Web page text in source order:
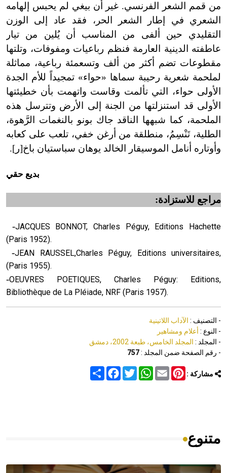
من قمم الشعر الفرنسي. غير أن بيغي لم يحبس إلهامه
الشعري في إطار الشعر الحر، فقد عاد إلى الوزن
التقليدي حين ألفى من المناسب أن يُلين من تيار
عاطفته الدينية العارمة فنظم رباعيات ومفوفات، وتلتها
مقطوعات تضم أكثر من ألف وتسعمئة رباعية، مماثلة
لملحمة شعرية رحيبة سماها «حواء» تمجيداً للأم الجدة
الأولى حواء، التي تألمت وقاست واتهمت بأن خطيئتها
الأولى قد استنزلتها من الجنة إلى الأرض وتترسل هذه
الملحمة، كما شبهها الناقد جاك بونو بالنغمات الرَّهوة،
الطلية، تَنْسِمُ، منطلقة من أرغن خفي، تلعب على كعابه
وأوتاره أنامل الموسيقار الخالد يوهان سباستيان باخ[ر ].
بديع حقي
مراجع للاستزادة:
-JACQUES BONNOT, Charles Péguy, Editions Hachette
(Paris 1952).
-JEAN RAUSSEL,Charles Péguy, Editions universitaires,
(Paris 1955).
-OEUVRES POETIQUES, Charles Péguy: Editions,
Bibliothèque de La Pléiade, NRF (Paris 1957).
- التصنيف : الآداب اللاتينية
- النوع : أعلام ومشاهير
- المجلد : المجلد الخامس، طبعة 2002، دمشق
- رقم الصفحة ضمن المجلد :757
مشاركة : Share
FacebookTwitter
WhatsAppEmail
Pinterest
متنوع